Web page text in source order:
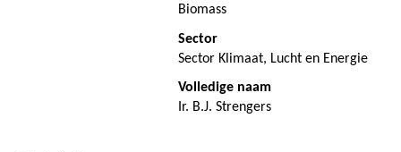
Biomass
Sector
Sector Klimaat, Lucht en Energie
Volledige naam
Ir. B.J. Strengers